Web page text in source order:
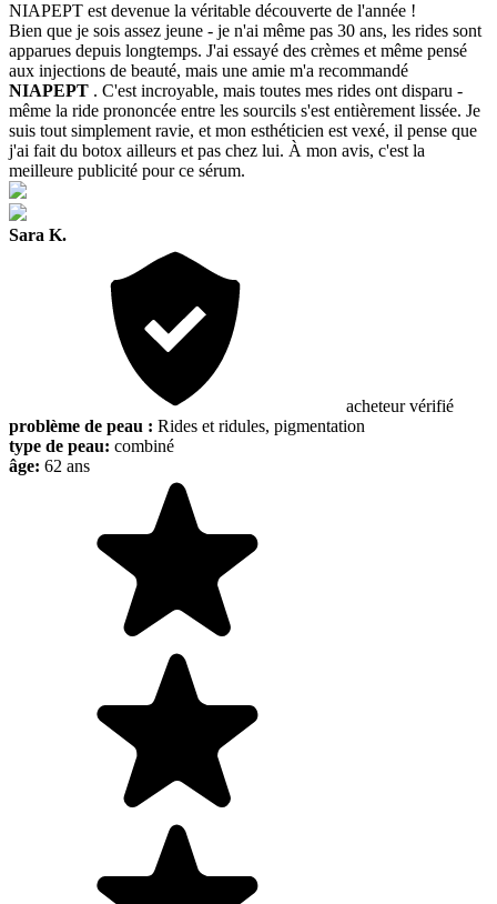
NIAPEPT est devenue la véritable découverte de l'année !
Bien que je sois assez jeune - je n'ai même pas 30 ans, les rides sont
apparues depuis longtemps. J'ai essayé des crèmes et même pensé
aux injections de beauté, mais une amie m'a recommandé
NIAPEPT . C'est incroyable, mais toutes mes rides ont disparu -
même la ride prononcée entre les sourcils s'est entièrement lissée. Je
suis tout simplement ravie, et mon esthéticien est vexé, il pense que
j'ai fait du botox ailleurs et pas chez lui. À mon avis, c'est la
meilleure publicité pour ce sérum.
Sara K.
acheteur vérifié
problème de peau : Rides et ridules, pigmentation
type de peau: combiné
âge: 62 ans